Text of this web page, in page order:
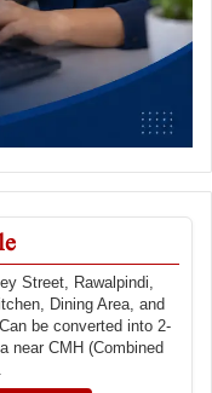
Street, Rawalpindi,
Dining Area, and
be converted into 2-
near CMH (Combined